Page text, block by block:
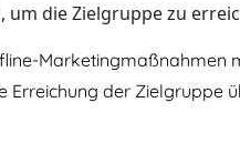
die Zielgruppe zu
Erreichung der